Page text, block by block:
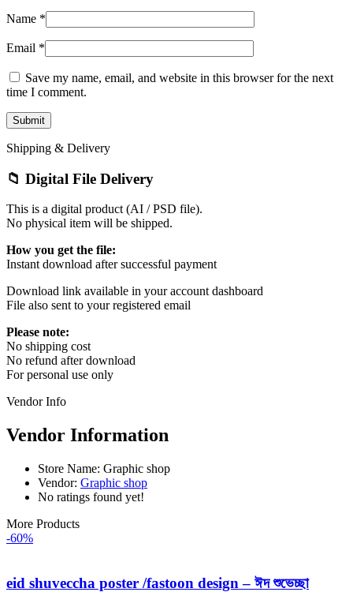
Name *
Email *
Save my name, email, and website in this browser for the next
time I comment.
Shipping & Delivery
📁 Digital File Delivery
This is a digital product (AI / PSD file).
No physical item will be shipped.
How you get the file:
Instant download after successful payment
Download link available in your account dashboard
File also sent to your registered email
Please note:
No shipping cost
No refund after download
For personal use only
Vendor Info
Vendor Information
Store Name: Graphic shop
Vendor: Graphic shop
No ratings found yet!
More Products
-60%
eid shuveccha poster /fastoon design – ঈদ শুভেচ্ছা